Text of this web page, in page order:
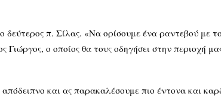
δεύτερος π. Σίλας. «Να ορίσουμε ένα ραντεβού με
Γιώργος, ο οποίος θα τους οδηγήσει στην περιοχή
και ας παρακαλέσουμε πιο έντονα και